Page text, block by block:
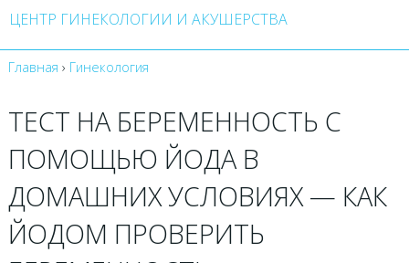
ЦЕНТР ГИНЕКОЛОГИИ И АКУШЕРСТВА
Главная › Гинекология
ТЕСТ НА БЕРЕМЕННОСТЬ С
ПОМОЩЬЮ ЙОДА В
ДОМАШНИХ УСЛОВИЯХ — КАК
ЙОДОМ ПРОВЕРИТЬ